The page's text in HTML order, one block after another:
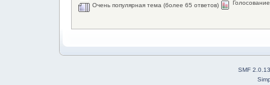
Очень популярная тема (более 65 ответов)
Голосование
SMF 2.0.13